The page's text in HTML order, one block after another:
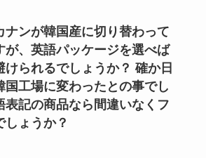
ビニやウエルシアなど薬局も調
査！
引っ越し挨拶の粗品はどこで買
う？値段はどのくらい？予算ごと
おすすめ紹介
ナンが韓国産に切り替わって
が、英語パッケージを選べば
けられるでしょうか？ 確か日
国工場に変わったとの事でし
表記の商品なら間違いなくフ
しょうか？